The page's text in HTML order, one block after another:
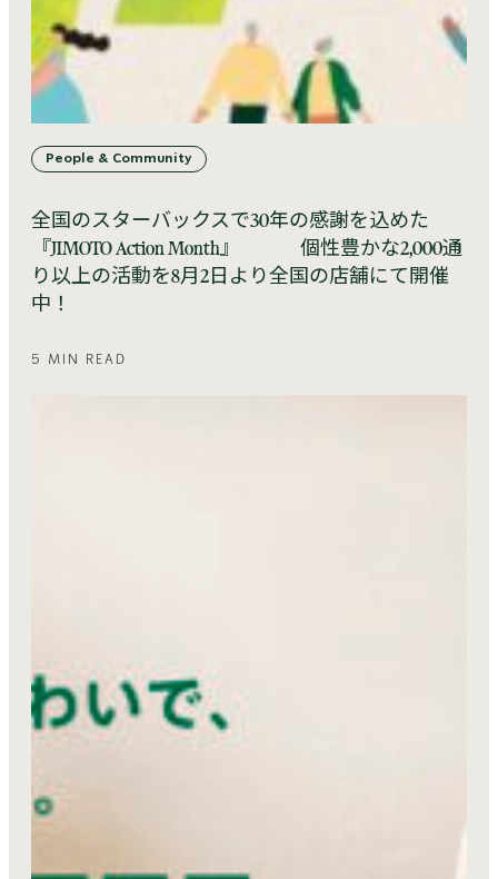
People & Community
全国のスターバックスで30年の感謝を込めた
『JIMOTO Action Month』 個性豊かな2,000通
り以上の活動を8月2日より全国の店舗にて開催
中！
5 MIN READ